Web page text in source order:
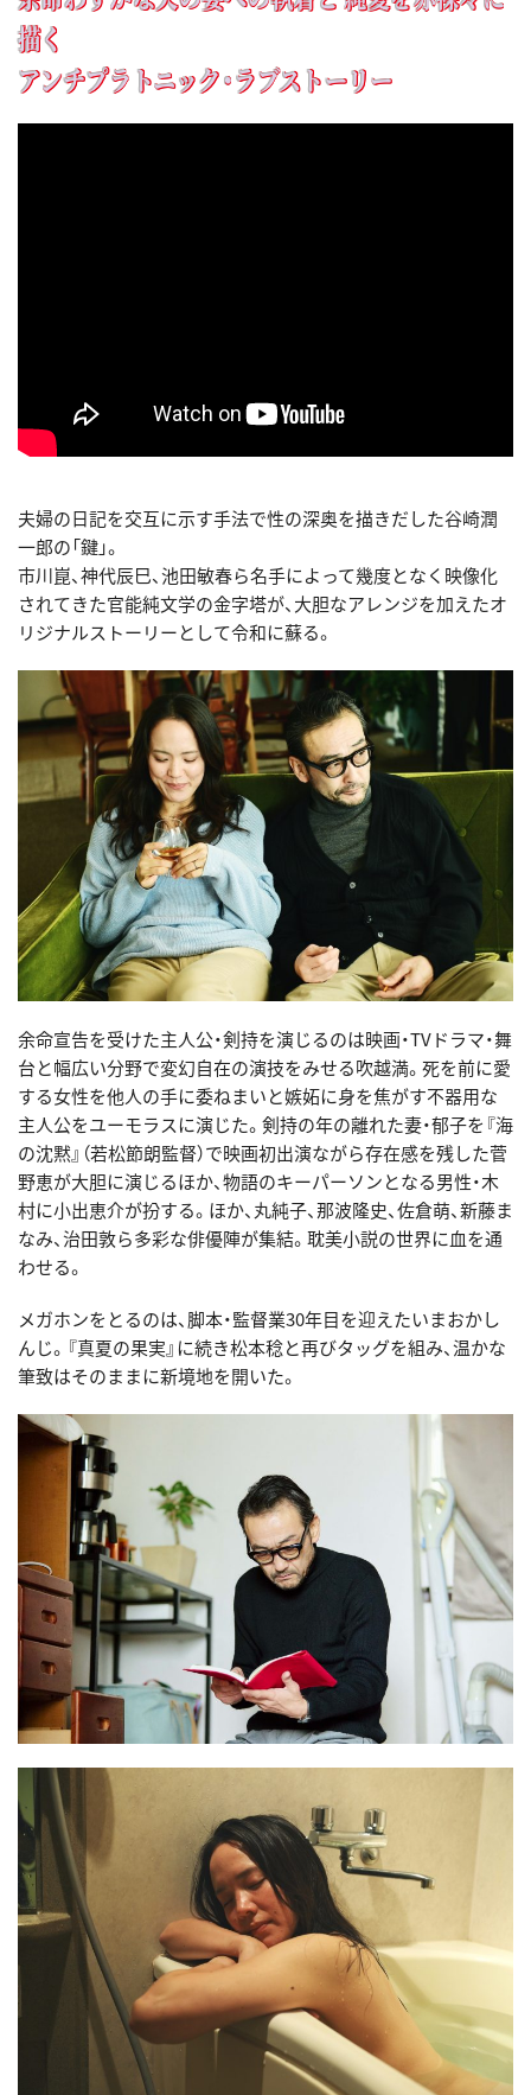
描く
アンチプラトニック・ラブストーリー
夫婦の日記を交互に示す手法で性の深奥を描きだした谷崎潤
一郎の「鍵」。
市川崑、神代辰巳、池田敏春ら名手によって幾度となく映像化
されてきた官能純文学の金字塔が、大胆なアレンジを加えたオ
リジナルストーリーとして令和に蘇る。
余命宣告を受けた主人公・剣持を演じるのは映画・TVドラマ・舞
台と幅広い分野で変幻自在の演技をみせる吹越満。死を前に愛
する女性を他人の手に委ねまいと嫉妬に身を焦がす不器用な
主人公をユーモラスに演じた。剣持の年の離れた妻・郁子を『海
の沈黙』（若松節朗監督）で映画初出演ながら存在感を残した菅
野恵が大胆に演じるほか、物語のキーパーソンとなる男性・木
村に小出恵介が扮する。ほか、丸純子、那波隆史、佐倉萌、新藤ま
なみ、治田敦ら多彩な俳優陣が集結。耽美小説の世界に血を通
わせる。
メガホンをとるのは、脚本・監督業30年目を迎えたいまおかし
んじ。『真夏の果実』に続き松本稔と再びタッグを組み、温かな
筆致はそのままに新境地を開いた。